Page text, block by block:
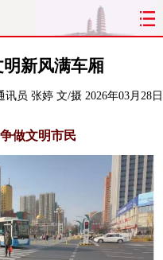
太原
文明 出行
综合
教育
最太原 网罗民生
新风满车厢
讯员 张婷 文/摄 2026年03月28日
做文明市民